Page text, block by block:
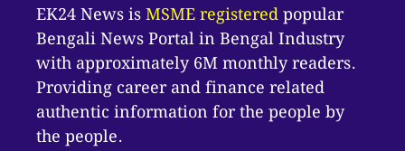
EK24 News isMSME registeredpopular
Bengali News Portal in Bengal Industry
with approximately 6M monthly readers.
Providing career and finance related
authentic information for the people by
the people.